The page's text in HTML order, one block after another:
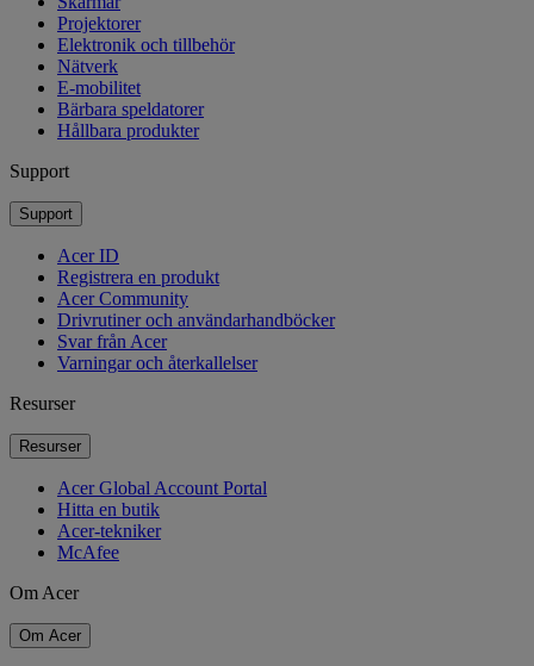
Projektorer
Elektronik och tillbehör
Nätverk
E-mobilitet
Bärbara speldatorer
Hållbara produkter
Support
Support
Acer ID
Registrera en produkt
Acer Community
Drivrutiner och användarhandböcker
Svar från Acer
Varningar och återkallelser
Resurser
Resurser
Acer Global Account Portal
Hitta en butik
Acer-tekniker
McAfee
Om Acer
Om Acer